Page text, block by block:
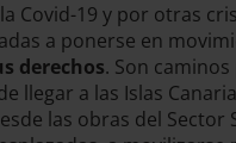
19 y por otras
a ponerse en
derechos. Son
a las Islas
las obras del Sector